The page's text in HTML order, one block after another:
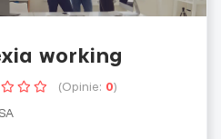
working
(Opinie: 0)